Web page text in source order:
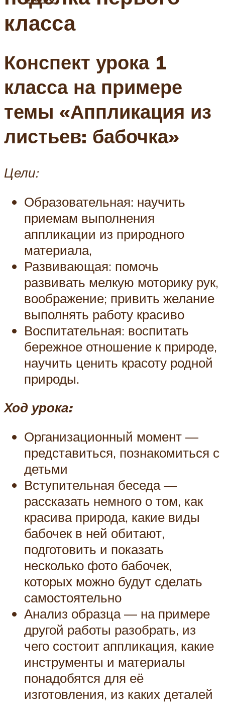
класса
Конспект урока 1
класса на примере
темы «Аппликация из
листьев: бабочка»
Цели:
Образовательная: научить
приемам выполнения
аппликации из природного
материала,
Развивающая: помочь
развивать мелкую моторику рук,
воображение; привить желание
выполнять работу красиво
Воспитательная: воспитать
бережное отношение к природе,
научить ценить красоту родной
природы.
Ход урока:
Организационный момент —
представиться, познакомиться с
детьми
Вступительная беседа —
рассказать немного о том, как
красива природа, какие виды
бабочек в ней обитают,
подготовить и показать
несколько фото бабочек,
которых можно будут сделать
самостоятельно
Анализ образца — на примере
другой работы разобрать, из
чего состоит аппликация, какие
инструменты и материалы
понадобятся для её
изготовления, из каких деталей